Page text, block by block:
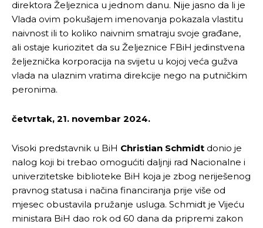
direktora Željeznica u jednom danu. Nije jasno da li je
Vlada ovim pokušajem imenovanja pokazala vlastitu
naivnost ili to koliko naivnim smatraju svoje građane,
ali ostaje kuriozitet da su Željeznice FBiH jedinstvena
željeznička korporacija na svijetu u kojoj veća gužva
vlada na ulaznim vratima direkcije nego na putničkim
peronima.
četvrtak, 21. novembar 2024.
Visoki predstavnik u BiH Christian Schmidt donio je
nalog koji bi trebao omogućiti daljnji rad Nacionalne i
univerzitetske biblioteke BiH koja je zbog neriješenog
pravnog statusa i načina financiranja prije više od
mjesec obustavila pružanje usluga. Schmidt je Vijeću
ministara BiH dao rok od 60 dana da pripremi zakon